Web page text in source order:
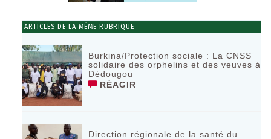
ARTICLES DE LA MÊME RUBRIQUE
Burkina/Protection sociale : La CNSS
solidaire des orphelins et des veuves à
Dédougou
RÉAGIR
Direction régionale de la santé du